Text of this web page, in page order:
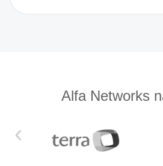
Alfa Networks
‹